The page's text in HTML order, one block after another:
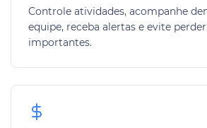
Controle atividades, acompanhe
equipe, receba alertas e evite
importantes.